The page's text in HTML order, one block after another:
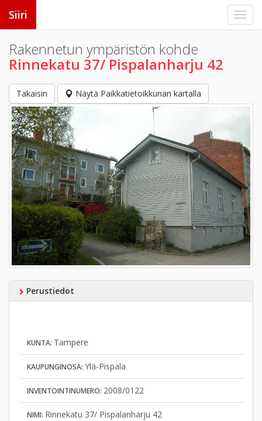
Siiri
Rakennetun ympäristön kohde
Rinnekatu 37/ Pispalanharju 42
Takaisin Näytä Paikkatietoikkunan kartalla
Perustiedot
KUNTA: Tampere
KAUPUNGINOSA: Ylä-Pispala
INVENTOINTINUMERO: 2008/0122
NIMI: Rinnekatu 37/ Pispalanharju 42